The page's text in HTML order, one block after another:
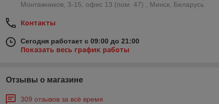
Монтажников, 3-15, офис 13 (пом. 47) , Минск, Беларусь
Контакты
Сегодня работает с 09:00 до 21:00
Показать весь график работы
Отзывы о магазине
309 отзывов за всё время